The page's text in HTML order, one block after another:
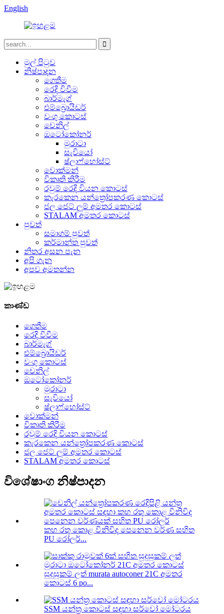
English
මුල් පිටුව
නිෂ්පාදන
ගෙතීම
රෙදි විවීම
බාර්මැග්
එම්බ්‍රොයිඩර්
වංගු කොටස්
චෙනිල්
ඔටෝකෝනර්
මුරාටා
සැවියෝ
ෂ්ලාෆ්හෝස්ට්
වොක්මන්
විකෘති කිරීම
රවුම් රෙදි වියන කොටස්
කැරකෙන යන්ත්‍රෝපකරණ කොටස්
ජල ජෙට් ලූම් අමතර කොටස්
STALAM අමතර කොටස්
පුවත්
සමාගම් පුවත්
කර්මාන්ත පුවත්
නිතර අසන පැන
අපි ගැන
අපව අමතන්න
කාණ්ඩ
ගෙතීම
රෙදි විවීම
බාර්මැග්
එම්බ්‍රොයිඩර්
වංගු කොටස්
චෙනිල්
ඔටෝකෝනර්
මුරාටා
සැවියෝ
ෂ්ලාෆ්හෝස්ට්
වොක්මන්
විකෘති කිරීම
රවුම් රෙදි වියන කොටස්
කැරකෙන යන්ත්‍රෝපකරණ කොටස්
ජල ජෙට් ලූම් අමතර කොටස්
STALAM අමතර කොටස්
විශේෂාංග නිෂ්පාදන
කහ රතු කොළ විනිවිද පෙනෙන වර්ණ සහිත
PU රෝලර්...
සුදුසුකම් ලත් murata autoconer 21C අමතර
කොටස් 6 po...
SSM යන්ත්‍ර කොටස් සඳහා සර්වෝ මෝටරය